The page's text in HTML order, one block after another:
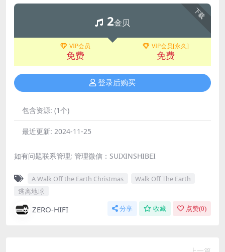
下载
2金贝
VIP会员
免费
VIP会员[永久]
免费
登录后购买
包含资源: (1个)
最近更新: 2024-11-25
如有问题联系管理; 管理微信：SUIXINSHIBEI
A Walk Off the Earth Christmas
Walk Off The Earth
逃离地球
ZERO-HIFI 分享 收藏 点赞(0)